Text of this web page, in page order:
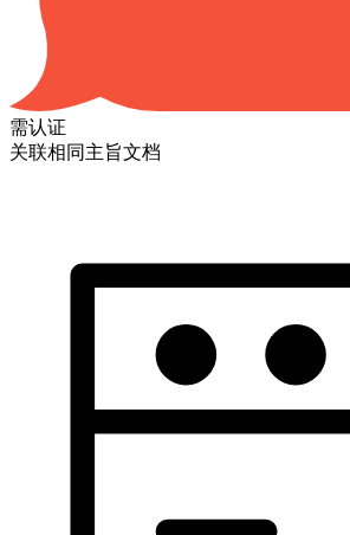
需认证
关联相同主旨文档